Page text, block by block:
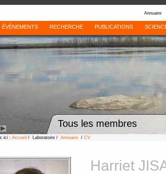
Annuaire
ÉVÈNEMENTS RECHERCHE PUBLICATIONS
Tous les membres
ici : Accueil / Laboratoire / Annuaire / CV
Harriet